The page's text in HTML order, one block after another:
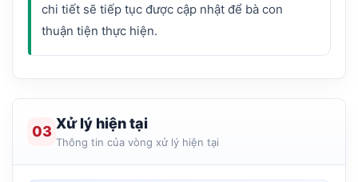
chi tiết sẽ tiếp tục được cập nhật để bà con
03 Xử lý hiện tại
Thông tin của vòng xử lý hiện tại